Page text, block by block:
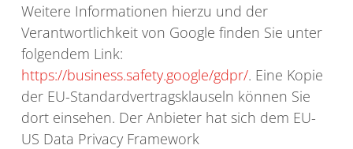
Weitere Informationen hierzu und der
Verantwortlichkeit von Google finden Sie unter
folgendem Link:
https://business.safety.google/gdpr/. Eine Kopie
der EU-Standardvertragsklauseln können Sie
dort einsehen. Der Anbieter hat sich dem EU-
US Data Privacy Framework